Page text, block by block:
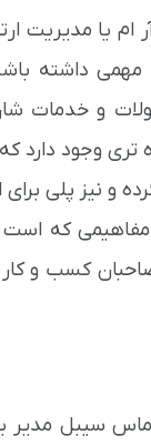
ام یا مدیریت
داشته
و خدمات
تری وجود
و نیز پلی
که است
کسب و
توماس